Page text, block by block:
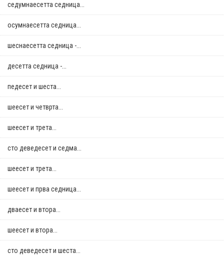
седумнаесетта седница...
осумнaесетта седница...
шеснаесетта седница -...
десетта седница -...
педесет и шеста...
шеесет и четврта...
шеесет и трета...
сто деведесет и седма...
шеесет и трета...
шеесет и прва седница...
дваесет и втора...
шеесет и втора...
сто деведесет и шеста...